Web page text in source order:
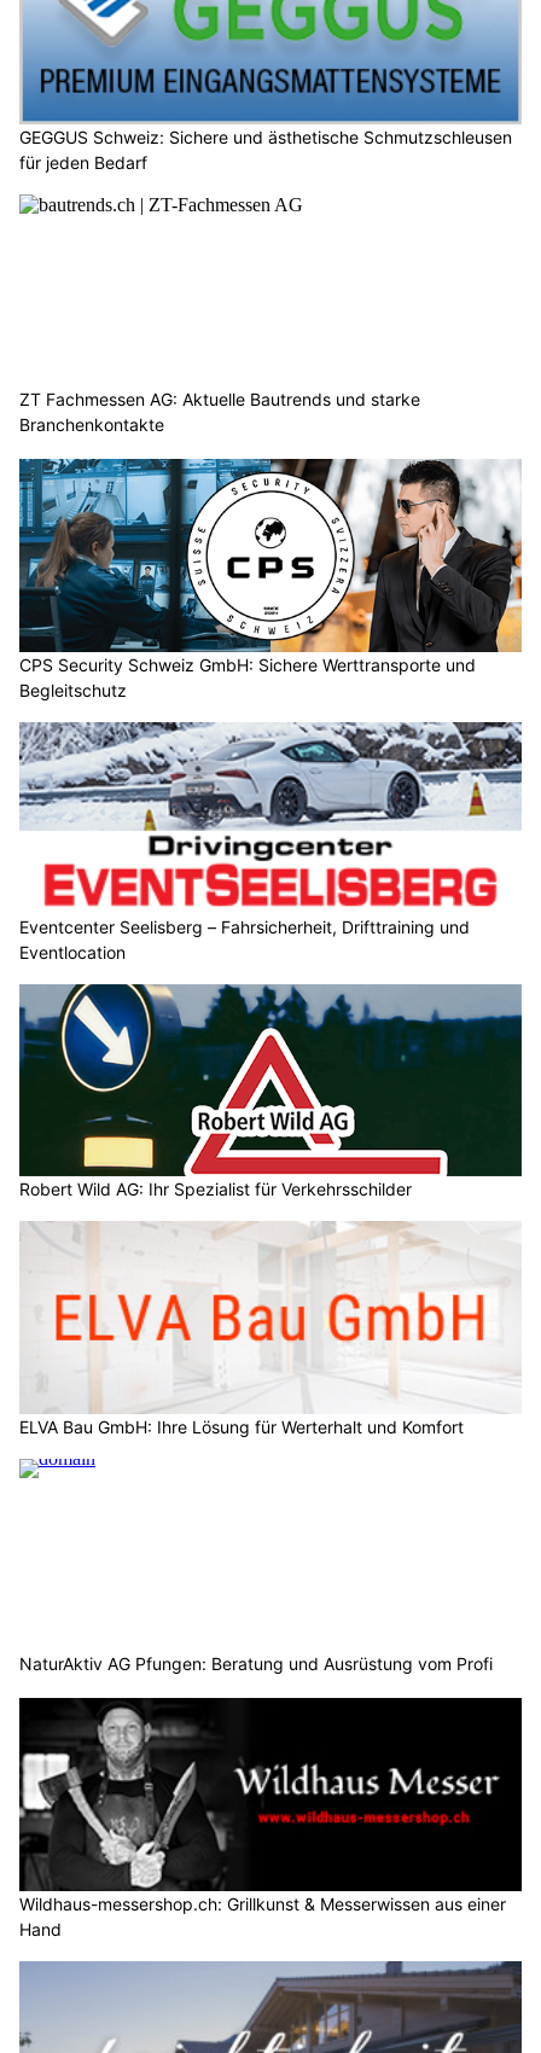
GEGGUS Schweiz: Sichere und ästhetische Schmutzschleusen
für jeden Bedarf
ZT Fachmessen AG: Aktuelle Bautrends und starke
Branchenkontakte
CPS Security Schweiz GmbH: Sichere Werttransporte und
Begleitschutz
Eventcenter Seelisberg – Fahrsicherheit, Drifttraining und
Eventlocation
Robert Wild AG: Ihr Spezialist für Verkehrsschilder
ELVA Bau GmbH: Ihre Lösung für Werterhalt und Komfort
NaturAktiv AG Pfungen: Beratung und Ausrüstung vom Profi
Wildhaus-messershop.ch: Grillkunst & Messerwissen aus einer
Hand